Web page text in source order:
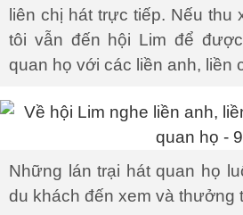
liên chị hát trực tiếp. Nếu thu
tôi vẫn đến hội Lim để
quan họ với các liền anh, liền
Những lán trại hát quan họ
du khách đến xem và thưởng